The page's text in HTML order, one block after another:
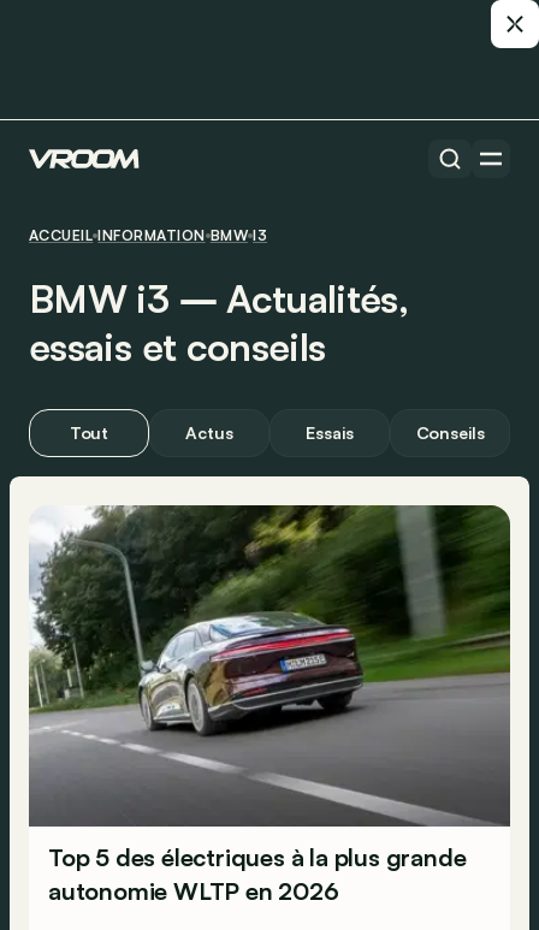
ACCUEIL INFORMATION BMW I3
BMW i3 ― Actualités,
essais et conseils
Tout Actus Essais Conseils
Top 5 des électriques à la plus grande
autonomie WLTP en 2026